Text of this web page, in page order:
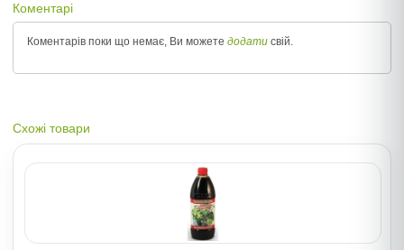
Коментарі
Коментарів поки що немає, Ви можете додати свій.
Схожі товари